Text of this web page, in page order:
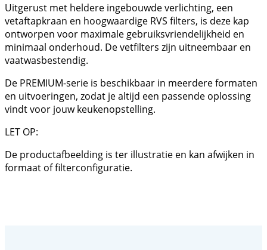
Uitgerust met heldere ingebouwde verlichting, een
vetaftapkraan en hoogwaardige RVS filters, is deze kap
ontworpen voor maximale gebruiksvriendelijkheid en
minimaal onderhoud. De vetfilters zijn uitneembaar en
vaatwasbestendig.
De PREMIUM-serie is beschikbaar in meerdere formaten
en uitvoeringen, zodat je altijd een passende oplossing
vindt voor jouw keukenopstelling.
LET OP:
De productafbeelding is ter illustratie en kan afwijken in
formaat of filterconfiguratie.